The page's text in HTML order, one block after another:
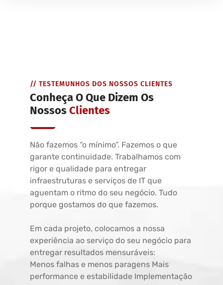
// TESTEMUNHOS DOS NOSSOS CLIENTES
Conheça O Que Dizem Os
NossosClientes
Não fazemos “o mínimo”. Fazemos o que
garante continuidade. Trabalhamos com
rigor e qualidade para entregar
infraestruturas e serviços de IT que
aguentam o ritmo do seu negócio. Tudo
porque gostamos do que fazemos.
Em cada projeto, colocamos a nossa
experiência ao serviço do seu negócio para
entregar resultados mensuráveis:
Menos falhas e menos paragens Mais
performance e estabilidade Implementação